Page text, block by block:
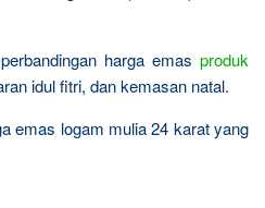
harga emas produk
idul fitri, dan kemasan natal.
emas logam mulia 24 karat yang